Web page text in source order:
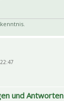
und Antworten